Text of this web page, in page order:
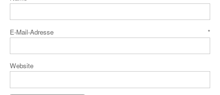
E-Mail-Adresse *
Website